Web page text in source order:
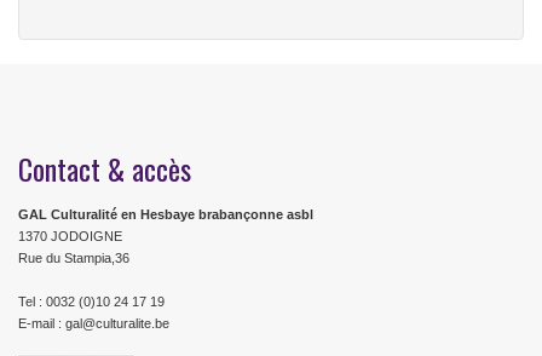
Contact & accès
GAL Culturalité en Hesbaye brabançonne asbl
1370 JODOIGNE
Rue du Stampia,36
Tel : 0032 (0)10 24 17 19
E-mail : gal@culturalite.be